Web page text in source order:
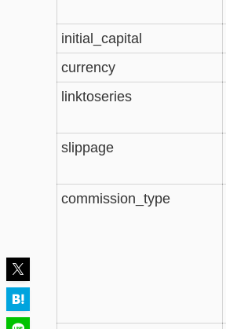
initial_capital
currency
linktoseries
slippage
commission_type